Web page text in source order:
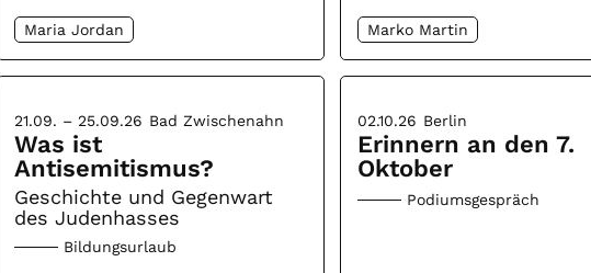
Maria Jordan Marko Martin
21.09. – 25.09.26 Bad Zwischenahn
Was ist
Antisemitismus?
Geschichte und Gegenwart
des Judenhasses
Bildungsurlaub
02.10.26 Berlin
Erinnern an den 7.
Oktober
Podiumsgespräch